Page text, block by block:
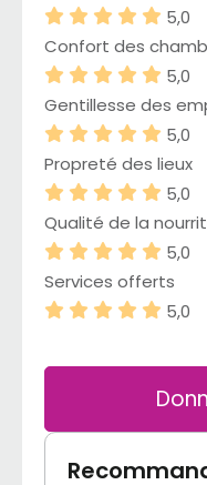
5,0
Confort des
5,0
Gentillesse des
5,0
Propreté des lieux
5,0
Qualité de la
5,0
Services offerts
5,0